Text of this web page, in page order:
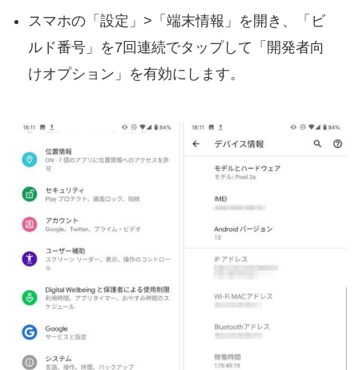
スマホの「設定」>「端末情報」を開き、「ビ
ルド番号」を7回連続でタップして「開発者向
けオプション」を有効にします。